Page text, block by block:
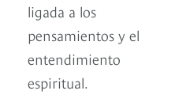
ligada a los
pensamientos y el
entendimiento
espiritual.